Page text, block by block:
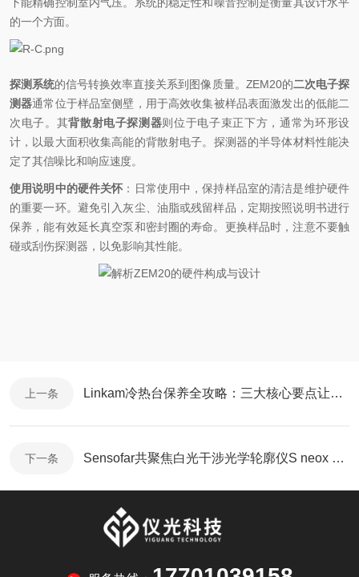
的一个方面。
探测系统的信号转换效率直接关系到图像质量。ZEM20的二次电子探
测器通常位于样品室侧壁，用于高效收集被样品表面激发出的低能二
次电子。其背散射电子探测器则位于电子束正下方，通常为环形设
计，以最大面积收集高能的背散射电子。探测器的半导体材料性能决
定了其信噪比和响应速度。
使用说明中的硬件关怀 ：日常使用中，保持样品室的清洁是维护硬件
的重要一环。避免引入灰尘、油脂或残留样品，定期按照说明书进行
保养，能有效延长真空泵和密封圈的寿命。更换样品时，注意不要触
碰或刮伤探测器，以免影响其性能。
上一条 Linkam冷热台保养全攻略：三大核心要点让设备更耐用
下一条 Sensofar共聚焦白光干涉光学轮廓仪S neox 多模式切换：全表面测量实现路径